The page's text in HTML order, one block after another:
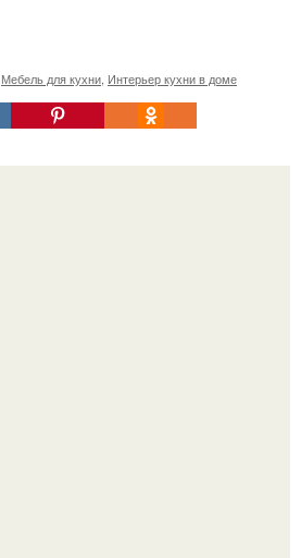
Мебель для кухни Интерьер кухни в доме